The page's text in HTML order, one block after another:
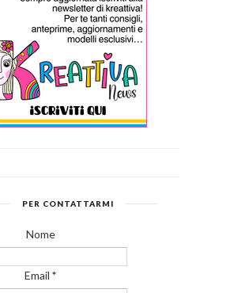
PER CONTATTARMI
Nome
Email *